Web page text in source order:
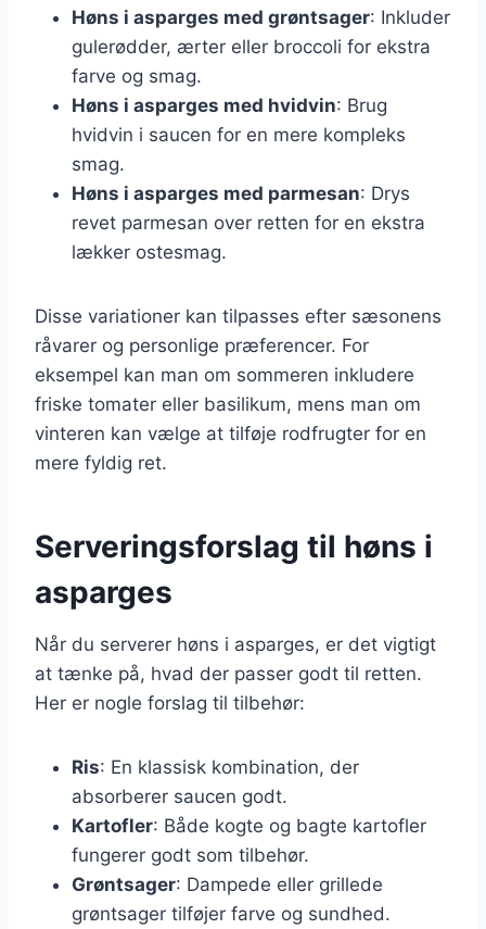
Høns i asparges med grøntsager: Inkluder
gulerødder, ærter eller broccoli for ekstra
farve og smag.
Høns i asparges med hvidvin: Brug
hvidvin i saucen for en mere kompleks
smag.
Høns i asparges med parmesan: Drys
revet parmesan over retten for en ekstra
lækker ostesmag.
Disse variationer kan tilpasses efter sæsonens
råvarer og personlige præferencer. For
eksempel kan man om sommeren inkludere
friske tomater eller basilikum, mens man om
vinteren kan vælge at tilføje rodfrugter for en
mere fyldig ret.
Serveringsforslag til høns i
asparges
Når du serverer høns i asparges, er det vigtigt
at tænke på, hvad der passer godt til retten.
Her er nogle forslag til tilbehør:
Ris: En klassisk kombination, der
absorberer saucen godt.
Kartofler: Både kogte og bagte kartofler
fungerer godt som tilbehør.
Grøntsager: Dampede eller grillede
grøntsager tilføjer farve og sundhed.